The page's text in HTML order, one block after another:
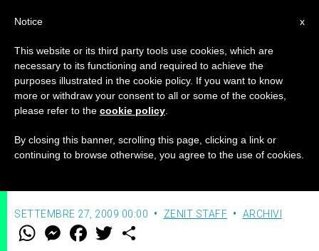
Il Papa affida la Repubblica Ceca
e la sua Chiesa a Maria
SETTEMBRE 27, 2009 00:00 ZENIT STAFF ARCHIVI
W M
e
F
a w
x
Notice
This website or its third party tools use cookies, which are
necessary to its functioning and required to achieve the
purposes illustrated in the cookie policy. If you want to know
more or withdraw your consent to all or some of the cookies,
please refer to the cookie policy
By closing this banner, scrolling this page, clicking a link or
continuing to browse otherwise, you agree to the use of cookies.